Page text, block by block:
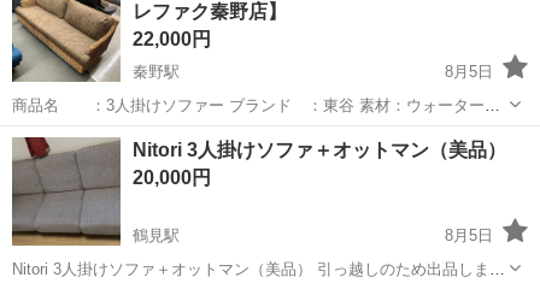
レファク秦野店】
22,000円
秦野駅
8月5日
商品名 ：3人掛けソファー ブランド ：東谷 素材：ウォーターヒ
ヤシンス 色：ブラウン ▼外形寸法 幅 ：約 163.0 cm 奥行：約 75.0
cm 高さ：約 64.0 cm 座面高：約 3...
神奈川 秦野市 秦野駅
Nitori 3人掛けソファ＋オットマン（美品）
20,000円
鶴見駅
8月5日
Nitori 3人掛けソファ＋オットマン（美品） 引っ越しのため出品しま